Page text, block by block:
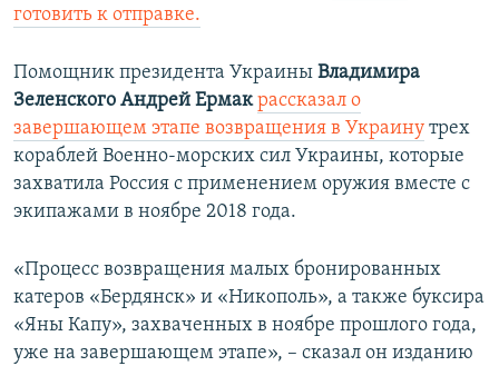
готовить к отправке.
Помощник президента Украины Владимира
Зеленского Андрей Ермак рассказал о
завершающем этапе возвращения в Украину трех
кораблей Военно-морских сил Украины, которые
захватила Россия с применением оружия вместе с
экипажами в ноябре 2018 года.
«Процесс возвращения малых бронированных
катеров «Бердянск» и «Никополь», а также буксира
«Яны Капу», захваченных в ноябре прошлого года,
уже на завершающем этапе», – сказал он изданию